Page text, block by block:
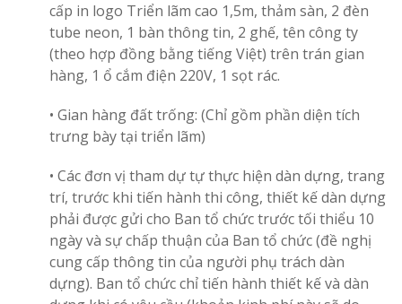
cấp in logo Triển lãm cao 1,5m, thảm sàn, 2 đèn
tube neon, 1 bàn thông tin, 2 ghế, tên công ty
(theo hợp đồng bằng tiếng Việt) trên trán gian
hàng, 1 ổ cắm điện 220V, 1 sọt rác.
• Gian hàng đất trống: (Chỉ gồm phần diện tích
trưng bày tại triển lãm)
• Các đơn vị tham dự tự thực hiện dàn dựng, trang
trí, trước khi tiến hành thi công, thiết kế dàn dựng
phải được gửi cho Ban tổ chức trước tối thiểu 10
ngày và sự chấp thuận của Ban tổ chức (đề nghị
cung cấp thông tin của người phụ trách dàn
dựng). Ban tổ chức chỉ tiến hành thiết kế và dàn